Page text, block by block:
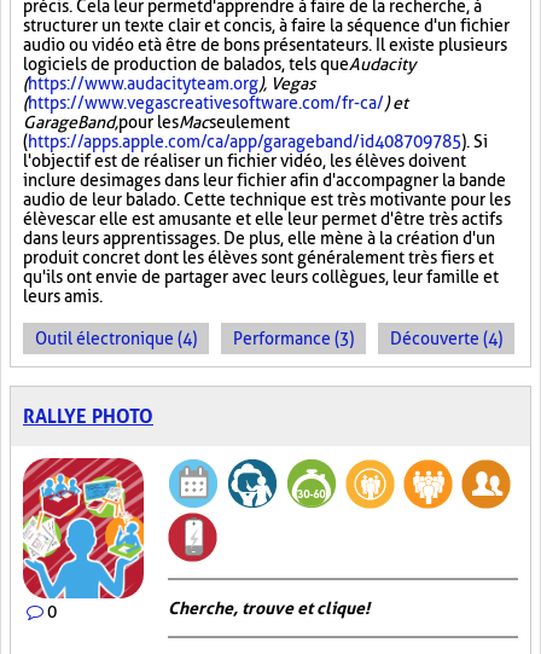
précis. Cela leur permet d'apprendre à faire de la recherche, à
structurer un texte clair et concis, à faire la séquence d'un fichier
audio ou vidéo et à être de bons présentateurs. Il existe plusieurs
logiciels de production de balados, tels queAudacity
(https://www.audacityteam.org), Vegas
(https://www.vegascreativesoftware.com/fr-ca/) et
GarageBand,pour lesMacseulement
(https://apps.apple.com/ca/app/garageband/id408709785). Si
l'objectif est de réaliser un fichier vidéo, les élèves doivent
inclure des images dans leur fichier afin d'accompagner la bande
audio de leur balado. Cette technique est très motivante pour les
élèves car elle est amusante et elle leur permet d'être très actifs
dans leurs apprentissages. De plus, elle mène à la création d'un
produit concret dont les élèves sont généralement très fiers et
qu'ils ont envie de partager avec leurs collègues, leur famille et
leurs amis.
Outil électronique (4) Performance (3) Découverte (4)
RALLYE PHOTO
0 Cherche, trouve et clique !